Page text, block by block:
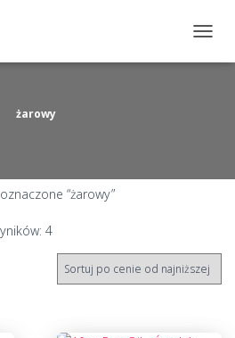
żarowy
“żarowy”
4Posortowane
według
ceny:
od